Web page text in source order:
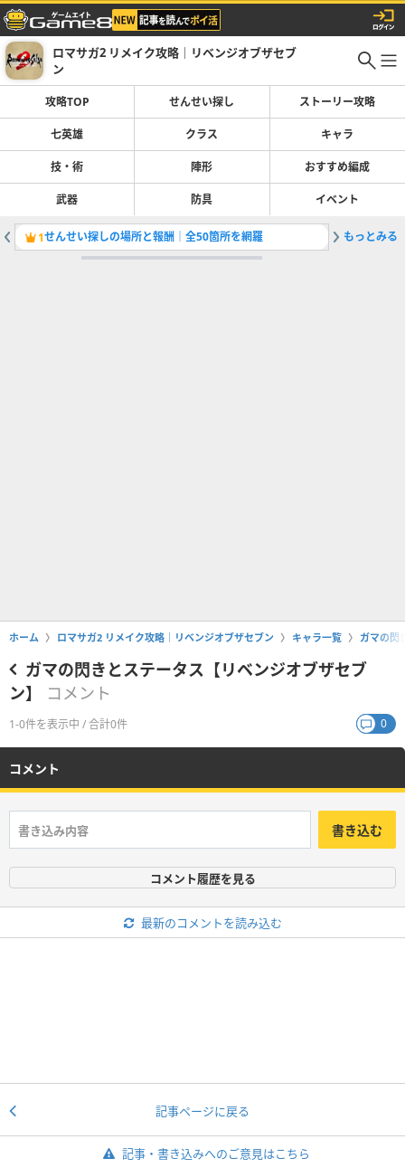
ロマサガ2 リメイク攻略｜リベンジオブザセブ
ン
攻略TOP せんせい探し ストーリー攻略
七英雄 クラス キャラ
技・術 陣形 おすすめ編成
武器 防具 イベント
1せんせい探しの場所と報酬｜全50箇所を網羅 2カンバ
もっとみる
ホーム ロマサガ2 リメイク攻略｜リベンジオブザセブン キャラ一覧 ガマの閃
ガマの閃きとステータス【リベンジオブザセブ
ン】
コメント
1-0件を表示中 / 合計0件 0
コメント
書き込む
コメント履歴を見る
最新のコメントを読み込む
記事ページに戻る
記事・書き込みへのご意見はこちら